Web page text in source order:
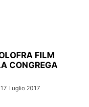
FILM
CONGREGA
17 Luglio 2017